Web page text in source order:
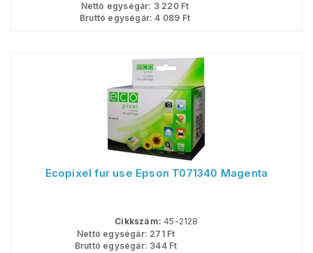
Nettó egységár: 3 220Ft
Bruttó egységár: 4 089 Ft
Ecopixel fur use Epson T071340 Magenta
Cikkszám: 45-2128
Nettó egységár: 271Ft
Bruttó egységár: 344Ft